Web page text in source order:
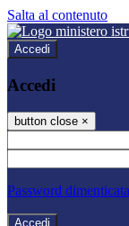
Salta al contenuto
Accedi
Accedi
button close ×
Password